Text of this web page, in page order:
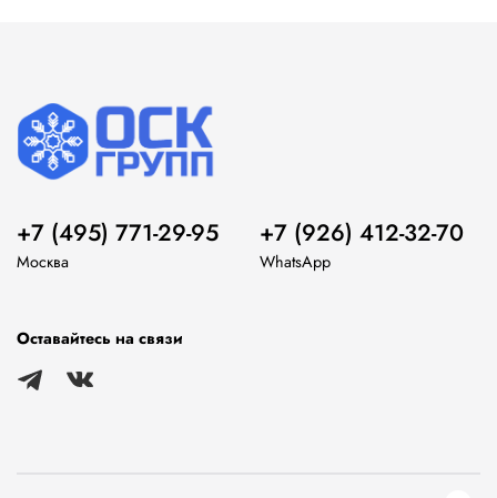
+7 (495) 771-29-95
Москва
+7 (926) 412-32-70
WhatsApp
Оставайтесь на связи